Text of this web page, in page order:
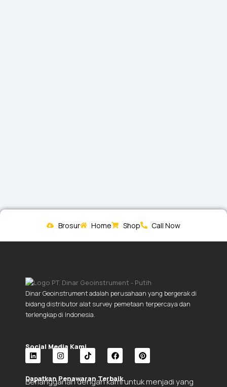
Brosur Home Shop Call Now
Dinar Geoinstrument adalah perusahaan yang bergerak di
bidang distributor alat survey pemetaan terpercaya dan
terlengkap di Indonesia.
Social Media Kami.
L
n
I
n
s
T
k
F
a
c
P
n
Dapatkan Penawaran Terbaik.
Berlangganan dengan kami untuk menjadi yang